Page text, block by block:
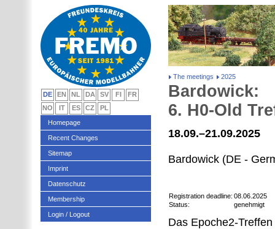
The meetings 2025
Bardowick:
6. H0-Old
18.09.–21.09.2025
Bardowick (DE -
Registration deadline: 08.06.2025
Status:
genehmigt
Das Epoche2-
DE EN NL DA SV FI
FR
NO
IT ES CZ
PL
Homepage
Recent Changes
Sitemap
Imprint
Datenschutz
Membership
Login / Logout